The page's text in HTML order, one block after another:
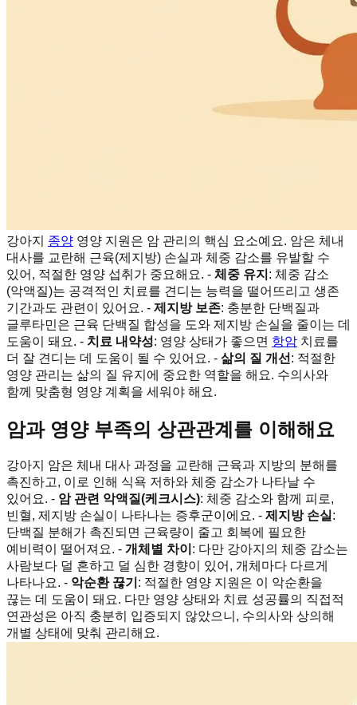
강아지 종양 영양 지원은 암 관리의 핵심 요소예요. 암은 체내
대사를 교란해 근육(제지방) 손실과 체중 감소를 유발할 수
있어, 적절한 영양 섭취가 중요해요. - 체중 유지 : 체중 감소
(악액질)는 공격적인 치료를 견디는 능력을 떨어뜨리고 생존
기간과도 관련이 있어요. - 제지방 보존: 충분한 단백질과
글루타민은 근육 단백질 합성을 도와 제지방 손실을 줄이는 데
도움이 돼요. - 치료 내약성: 영양 상태가 좋으면 항암 치료를
더 잘 견디는 데 도움이 될 수 있어요. - 삶의 질 개선 : 적절한
영양 관리는 삶의 질 유지에 중요한 역할을 해요. 수의사와
함께 맞춤형 영양 계획을 세워야 해요.
암과 영양 부족의 상관관계를 이해해요
강아지 암은 체내 대사 과정을 교란해 근육과 지방의 분해를
촉진하고, 이로 인해 식욕 저하와 체중 감소가 나타날 수
있어요. - 암 관련 악액질(케크시스): 체중 감소와 함께 피로,
빈혈, 제지방 손실이 나타나는 증후군이에요. - 제지방 손실:
단백질 분해가 촉진되면 근육량이 줄고 회복에 필요한
예비력이 떨어져요. - 개체별 차이 : 다만 강아지의 체중 감소는
사람보다 덜 흔하고 덜 심한 경향이 있어, 개체마다 다르게
나타나요. - 악순환 끊기 : 적절한 영양 지원은 이 악순환을
끊는 데 도움이 돼요. 다만 영양 상태와 치료 성공률의 직접적
연관성은 아직 충분히 입증되지 않았으니, 수의사와 상의해
개별 상태에 맞춰 관리해요.